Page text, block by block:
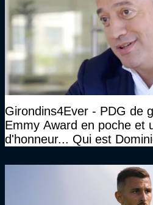
Girondins4Ever - PDG de
Emmy Award en poche et
d'honneur... Qui est